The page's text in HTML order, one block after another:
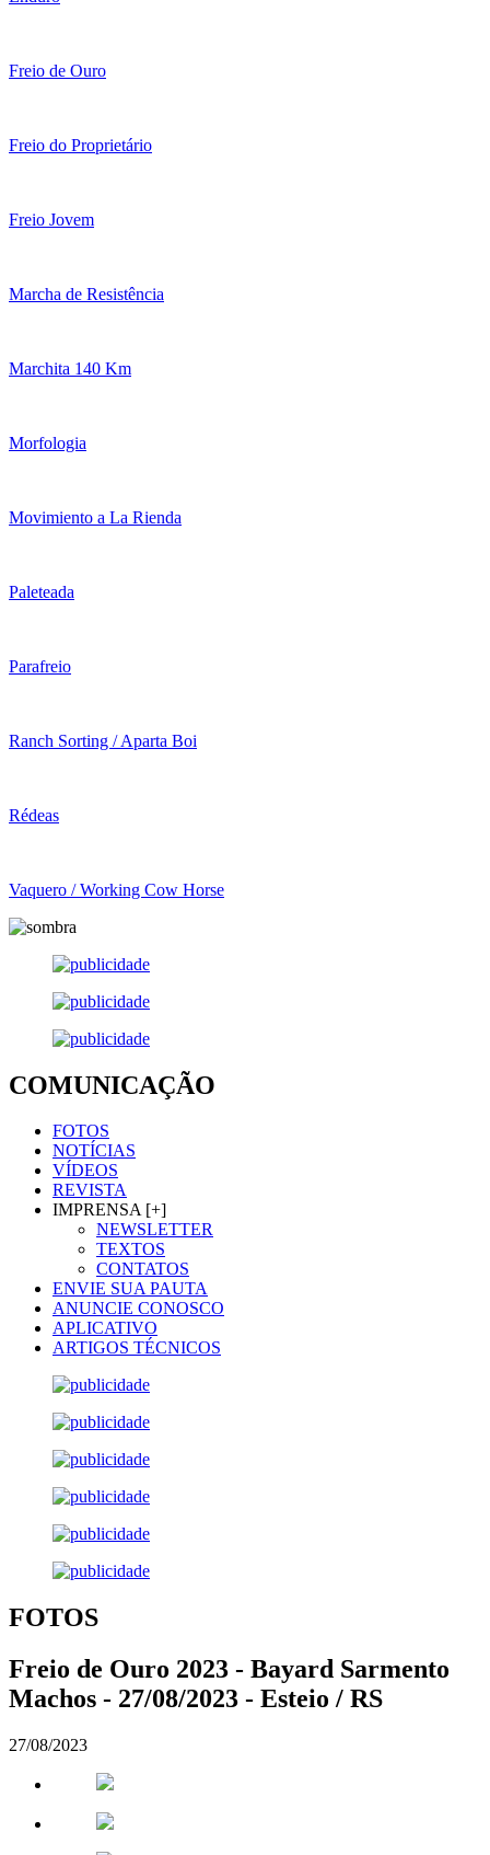
Freio de Ouro
Freio do Proprietário
Freio Jovem
Marcha de Resistência
Marchita 140 Km
Morfologia
Movimiento a La Rienda
Paleteada
Parafreio
Ranch Sorting / Aparta Boi
Rédeas
Vaquero / Working Cow Horse
COMUNICAÇÃO
FOTOS
NOTÍCIAS
VÍDEOS
REVISTA
IMPRENSA [+]
NEWSLETTER
TEXTOS
CONTATOS
ENVIE SUA PAUTA
ANUNCIE CONOSCO
APLICATIVO
ARTIGOS TÉCNICOS
FOTOS
Freio de Ouro 2023 - Bayard Sarmento
Machos - 27/08/2023 - Esteio / RS
27/08/2023